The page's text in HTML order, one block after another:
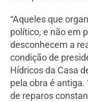
“Aqueles que
político, e não em
desconhecem a
condição de
Hídricos da Casa
pela obra é antiga.
de reparos